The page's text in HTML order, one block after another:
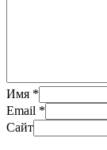
Имя *
Email *
Сайт